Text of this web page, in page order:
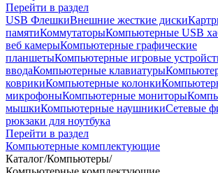
Перейти в раздел
USB ФлешкиВнешние жесткие диски
памятиКоммутаторыКомпьютерные USB
веб камерыКомпьютерные графические
планшетыКомпьютерные игровые
вводаКомпьютерные клавиатуры
коврикиКомпьютерные колонки
микрофоныКомпьютерные мониторы
мышкиКомпьютерные наушникиСетевые
рюкзаки для ноутбука
Перейти в раздел
Компьютерные комплектующие
Каталог/Компьютеры/